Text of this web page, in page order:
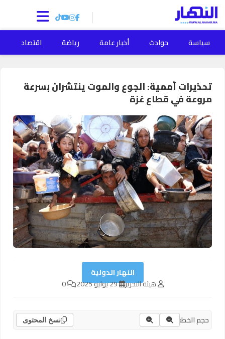
سياسة حوادث أخبار عامة رياضة اقتصاد
تحذيرات أممية: الجوع والموت ينتشران بسرعة
مروعة في قطاع غزة
النهار الدولية
هيئة التحرير 29 يوليو 2025 0
حجم الخط: نسخ المحتوى